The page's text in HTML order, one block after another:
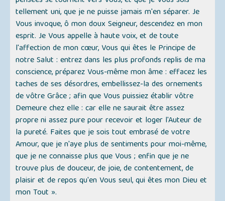
tellement uni, que je ne puisse jamais m'en séparer. Je
Vous invoque, ô mon doux Seigneur, descendez en mon
esprit. Je Vous appelle à haute voix, et de toute
l'affection de mon cœur, Vous qui êtes le Principe de
notre Salut : entrez dans les plus profonds replis de ma
conscience, préparez Vous-même mon âme : effacez les
taches de ses désordres, embellissez-la des ornements
de vôtre Grâce ; afin que Vous puissiez établir vôtre
Demeure chez elle : car elle ne saurait être assez
propre ni assez pure pour recevoir et loger l'Auteur de
la pureté. Faites que je sois tout embrasé de votre
Amour, que je n'aye plus de sentiments pour moi-même,
que je ne connaisse plus que Vous ; enfin que je ne
trouve plus de douceur, de joie, de contentement, de
plaisir et de repos qu'en Vous seul, qui êtes mon Dieu et
mon Tout ».